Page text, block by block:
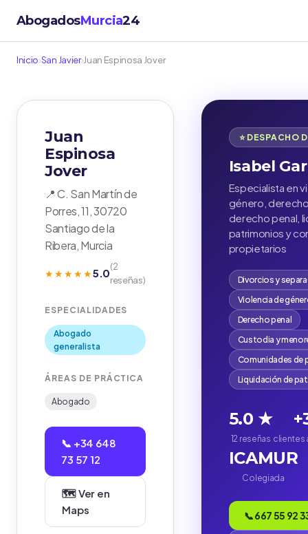
AbogadosMurcia24
Inicio›San Javier›Juan Espinosa Jover
Juan
Espinosa
Jover
📍 C. San Martín de
Porres, 11, 30720
Santiago de la
Ribera, Murcia
★★★★★5.0(2
reseñas)
ESPECIALIDADES
Abogado
generalista
ÁREAS DE PRÁCTICA
Abogado
📞 +34 648
73 57 12
🗺️ Ver en
Maps
⭐ DESPACHO
Isabel
Especialista en
género,
derecho penal,
patrimonios y
propietarios
Divorcios y
Violencia de
Derecho penal
Custodia y
Comunidades de
Liquidación de
5.0 ★
12 reseñas clientes
ICAMUR
Colegiada
📞 667 55 92